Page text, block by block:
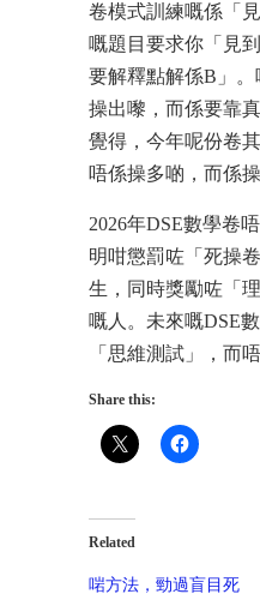
卷模式訓練嘅係「
嘅題目要求你「見
要解釋點解係B」
操出嚟，而係要靠
覺得，今年呢份卷
唔係操多啲，而係
2026年DSE數學卷
明咁懲罰咗「死操
生，同時獎勵咗「
嘅人。未來嘅DSE
「思維測試」，而
Share this:
Related
啱方法，勁過盲目死